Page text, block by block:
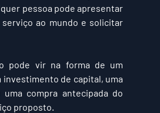
pessoa pode apresentar
ao mundo e solicitar
pode vir na forma de um
investimento de capital, uma
uma compra antecipada do
proposto.